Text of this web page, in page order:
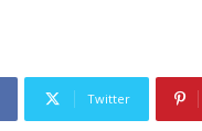
Twitter